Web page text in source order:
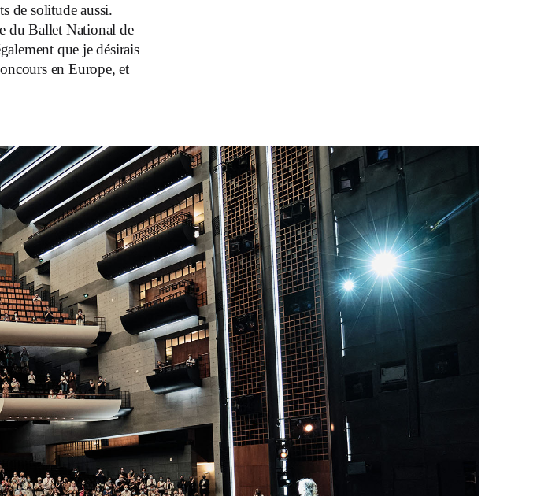
de solitude aussi.
du Ballet National de
que je désirais
en Europe, et